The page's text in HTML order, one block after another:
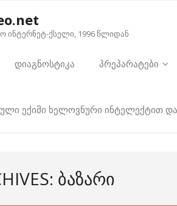
ინტერნეტ-ქსელი, 1996 წლიდან
დიაგნოსტიკა პრეპარატები
ექიმი ხელოვნური ინტელექტით
ᲑᲐᲖᲐᲠᲘ